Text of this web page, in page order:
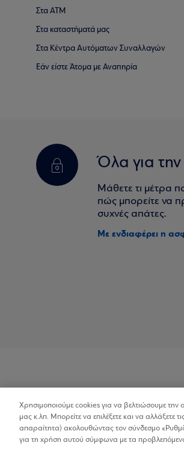
Στα ΑΤΜ
Στα καταστήματά μας
Στα Κέντρα Αυτόματων Συναλλαγών
Εάν είστε Άτομα με Αναπηρία
Όλα για
Μάθετε τι μέτρα
πώς μπορείτε να
συχνές απάτες.
Με ενδιαφέρει η
Προσβασιμότητα
Χρησιμοποιούμε cookies για να βελτιώσουμε την
μας κ.λπ. Μπορείτε να επιλέξετε και να αλλάξετε
απαραίτητα) ακολουθώντας τον σύνδεσμο
για τη χρήση αυτού σύμφωνα με τα